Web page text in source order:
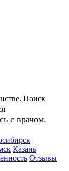
Поиск
с врачом.
Казань
Отзывы